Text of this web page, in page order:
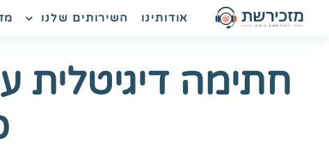
אודותינו השירותים שלנו